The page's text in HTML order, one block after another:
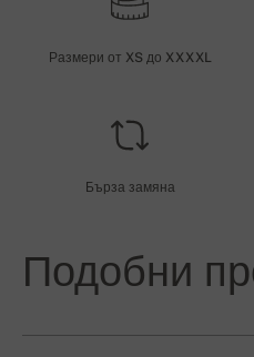
Размери от XS до XXXXL
Бърза замяна
Подобни